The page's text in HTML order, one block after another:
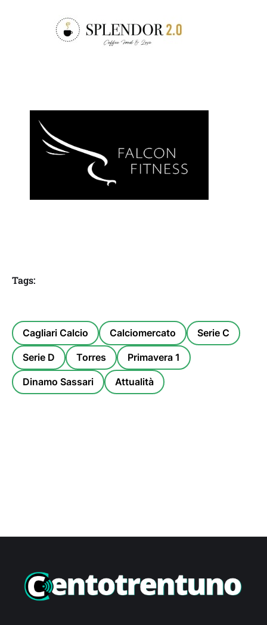
Tags:
Cagliari Calcio Calciomercato Serie C
Serie D Torres Primavera 1
Dinamo Sassari Attualità